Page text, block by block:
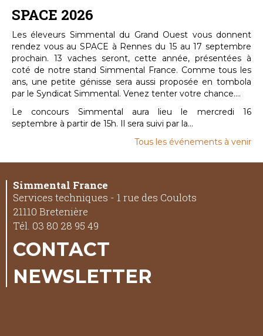
SPACE 2026
Les éleveurs Simmental du Grand Ouest vous donnent
rendez vous au SPACE à Rennes du 15 au 17 septembre
prochain. 13 vaches seront, cette année, présentées à
coté de notre stand Simmental France. Comme tous les
ans, une petite génisse sera aussi proposée en tombola
par le Syndicat Simmental. Venez tenter votre chance....
Le concours Simmental aura lieu le mercredi 16
septembre à partir de 15h. Il sera suivi par la...
Tous les événements à venir
Simmental France
Services techniques - 1 rue des Coulots
21110 Bretenière
Tél. 03 80 28 95 49
CONTACT
NEWSLETTER